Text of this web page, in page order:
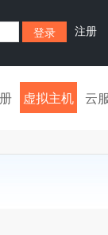
注册
虚拟主机 云